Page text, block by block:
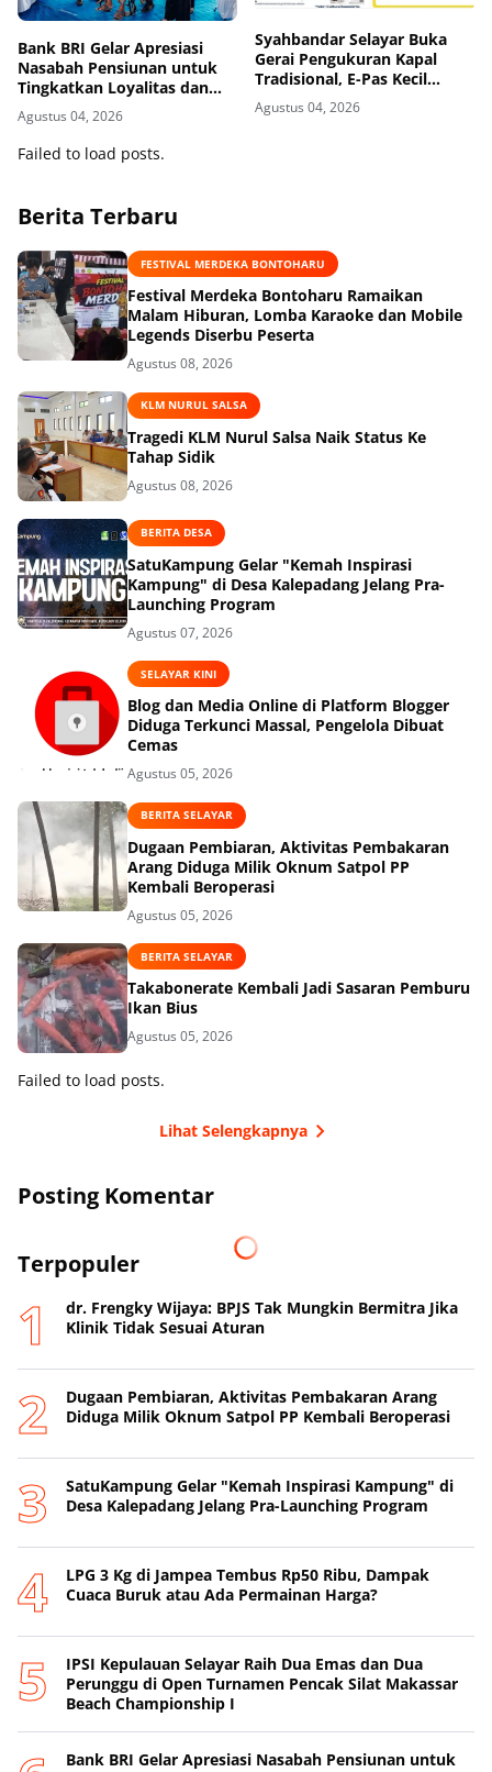
‎Bank BRI Gelar Apresiasi
Nasabah Pensiunan untuk
Tingkatkan Loyalitas dan
Pengalaman Layanan
Agustus 04, 2026
Syahbandar Selayar Buka
Gerai Pengukuran Kapal
Tradisional, E-Pas Kecil
Diterbitkan Gratis
Agustus 04, 2026
Failed to load posts.
Berita Terbaru
FESTIVAL MERDEKA BONTOHARU
‎Festival Merdeka Bontoharu Ramaikan
Malam Hiburan, Lomba Karaoke dan Mobile
Legends Diserbu Peserta ‎
Agustus 08, 2026
KLM NURUL SALSA
Tragedi KLM Nurul Salsa Naik Status Ke
Tahap Sidik
Agustus 08, 2026
BERITA DESA
SatuKampung Gelar "Kemah Inspirasi
Kampung" di Desa Kalepadang Jelang Pra-
Launching Program
Agustus 07, 2026
SELAYAR KINI
Blog dan Media Online di Platform Blogger
Diduga Terkunci Massal, Pengelola Dibuat
Cemas
Agustus 05, 2026
BERITA SELAYAR
Dugaan Pembiaran, Aktivitas Pembakaran
Arang Diduga Milik Oknum Satpol PP
Kembali Beroperasi
Agustus 05, 2026
BERITA SELAYAR
Takabonerate Kembali Jadi Sasaran Pemburu
Ikan Bius
Agustus 05, 2026
Failed to load posts.
Lihat Selengkapnya
Posting Komentar
Terpopuler
dr. Frengky Wijaya: BPJS Tak Mungkin Bermitra Jika
Klinik Tidak Sesuai Aturan
Dugaan Pembiaran, Aktivitas Pembakaran Arang
Diduga Milik Oknum Satpol PP Kembali Beroperasi
SatuKampung Gelar "Kemah Inspirasi Kampung" di
Desa Kalepadang Jelang Pra-Launching Program
‎LPG 3 Kg di Jampea Tembus Rp50 Ribu, Dampak
Cuaca Buruk atau Ada Permainan Harga? ‎
IPSI Kepulauan Selayar Raih Dua Emas dan Dua
Perunggu di Open Turnamen Pencak Silat Makassar
Beach Championship I
‎Bank BRI Gelar Apresiasi Nasabah Pensiunan untuk